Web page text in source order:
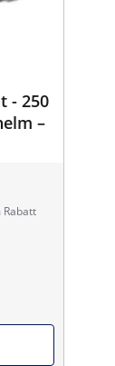
- 250
–